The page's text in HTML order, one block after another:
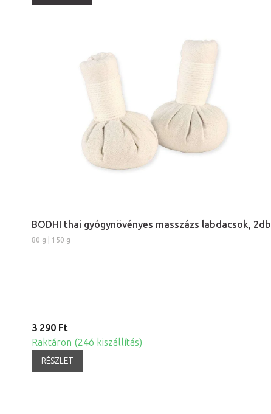
BODHI thai gyógynövényes masszázs labdacsok, 2db
80 g | 150 g
3 290 Ft
Raktáron (24ó kiszállítás)
RÉSZLET